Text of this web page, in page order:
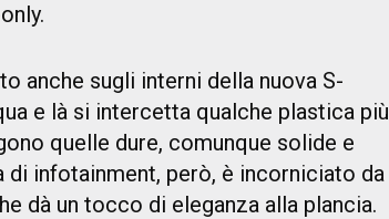
anche sugli interni della nuova S-
e là si intercetta qualche plastica più
quelle dure, comunque solide e
di infotainment, però, è incorniciato da
dà un tocco di eleganza alla plancia.